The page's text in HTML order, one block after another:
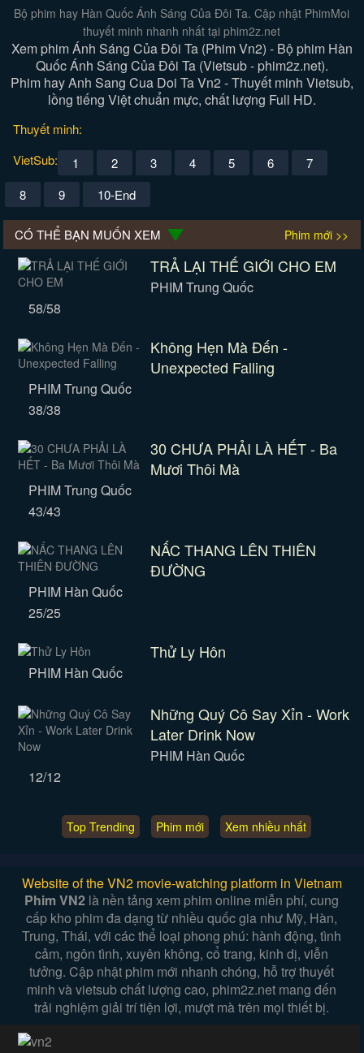
Bộ phim hay Hàn Quốc Ánh Sáng Của Đôi Ta. Cập nhật PhimMoi
thuyết minh nhanh nhất tại phim2z.net
Xem phim Ánh Sáng Của Đôi Ta (Phim Vn2) - Bộ phim Hàn
Quốc Ánh Sáng Của Đôi Ta (Vietsub - phim2z.net).
Phim hay Anh Sang Cua Doi Ta Vn2 - Thuyết minh Vietsub,
lồng tiếng Việt chuẩn mực, chất lượng Full HD.
Thuyết minh:
VietSub:
1 2 3 4 5 6
7
8
9 10-End
CÓ THỂ BẠN MUỐN XEM Phim mới >>
TRẢ LẠI THẾ GIỚI CHO EM
PHIM Trung Quốc
58/58
Không Hẹn Mà Đến -
Unexpected Falling
PHIM Trung Quốc
38/38
30 CHƯA PHẢI LÀ HẾT - Ba
Mươi Thôi Mà
PHIM Trung Quốc
43/43
NẤC THANG LÊN THIÊN
ĐƯỜNG
PHIM Hàn Quốc
25/25
Thử Ly Hôn
PHIM Hàn Quốc
Những Quý Cô Say Xỉn - Work
Later Drink Now
PHIM Hàn Quốc
12/12
Top Trending Phim mới Xem nhiều nhất
Website of the VN2 movie-watching platform in Vietnam
Phim VN2 là nền tảng xem phim online miễn phí, cung
cấp kho phim đa dạng từ nhiều quốc gia như Mỹ, Hàn,
Trung, Thái, với các thể loại phong phú: hành động, tình
cảm, ngôn tình, xuyên không, cổ trang, kinh dị, viễn
tưởng. Cập nhật phim mới nhanh chóng, hỗ trợ thuyết
minh và vietsub chất lượng cao, phim2z.net mang đến
trải nghiệm giải trí tiện lợi, mượt mà trên mọi thiết bị.